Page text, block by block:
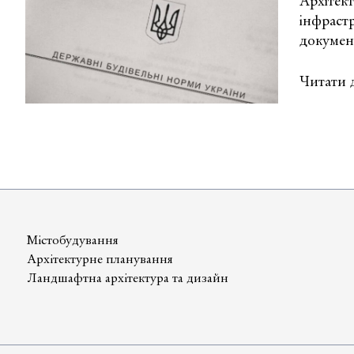
Що
Читати
Містобудування
Архітектурне планування
Ландшафтна архітектура та дизайн